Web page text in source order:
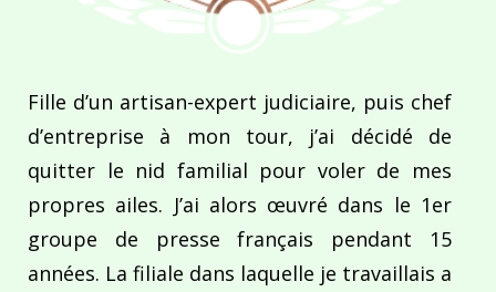
Fille d’un artisan-expert judiciaire, puis chef
d’entreprise à mon tour, j’ai décidé de
quitter le nid familial pour voler de mes
propres ailes. J’ai alors œuvré dans le 1er
groupe de presse français pendant 15
années. La filiale dans laquelle je travaillais a